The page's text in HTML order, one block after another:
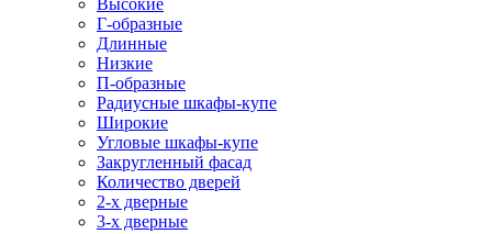
Высокие
Г-образные
Длинные
Низкие
П-образные
Радиусные шкафы-купе
Широкие
Угловые шкафы-купе
Закругленный фасад
Количество дверей
2-х дверные
3-х дверные